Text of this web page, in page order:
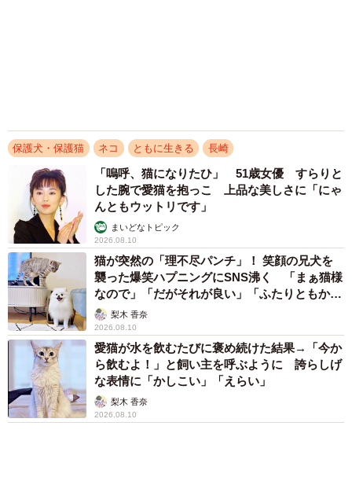
3/6
「えっへん！」と言っているよう
本田さんは、何はともあれ花子ちゃんの命を救えたのでホ
保護犬・保護猫 ネコ ともに生きる 長崎
「嗚呼、猫になりたひ」 51歳女優 すらりと
した腕で愛猫を抱っこ 上品な美しさに「にゃ
んともウットリです」
まいどなトピック
2026.08.10
猫が突然の「理不尽パンチ」！ 笑顔の兄犬を
襲った爆笑ハプニングにSNS沸く 「まぁ猫様
なので」「だがそれが良い」「ふたりともかわ
いいね」
梨木 香奈
2026.08.10
愛猫が水を飲むたびに褒め続けた結果→「今か
ら飲むよ！」と飼い主を呼ぶように 誇らしげ
な表情に「かしこい」「えらい」
梨木 香奈
2026.08.10